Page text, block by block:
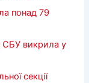
понад 79
СБУ викрила у
секції